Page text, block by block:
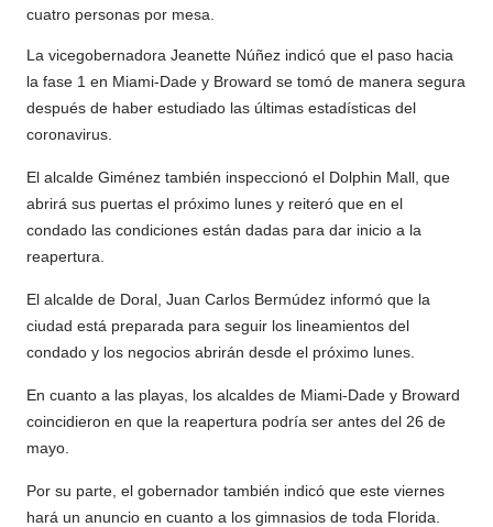
cuatro personas por mesa.
La vicegobernadora Jeanette Núñez indicó que el paso hacia
la fase 1 en Miami-Dade y Broward se tomó de manera segura
después de haber estudiado las últimas estadísticas del
coronavirus.
El alcalde Giménez también inspeccionó el Dolphin Mall, que
abrirá sus puertas el próximo lunes y reiteró que en el
condado las condiciones están dadas para dar inicio a la
reapertura.
El alcalde de Doral, Juan Carlos Bermúdez informó que la
ciudad está preparada para seguir los lineamientos del
condado y los negocios abrirán desde el próximo lunes.
En cuanto a las playas, los alcaldes de Miami-Dade y Broward
coincidieron en que la reapertura podría ser antes del 26 de
mayo.
Por su parte, el gobernador también indicó que este viernes
hará un anuncio en cuanto a los gimnasios de toda Florida.